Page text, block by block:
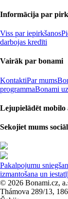
Informācija par
Viss par iepirkšanos
darbojas kredīti
Vairāk par bonami
KontaktiPar mums
programmaBonami
Lejupielādēt mobilo
Sekojiet mums
Pakalpojumu
izmantošana un
© 2026 Bonami.cz,
Thámova 289/13,